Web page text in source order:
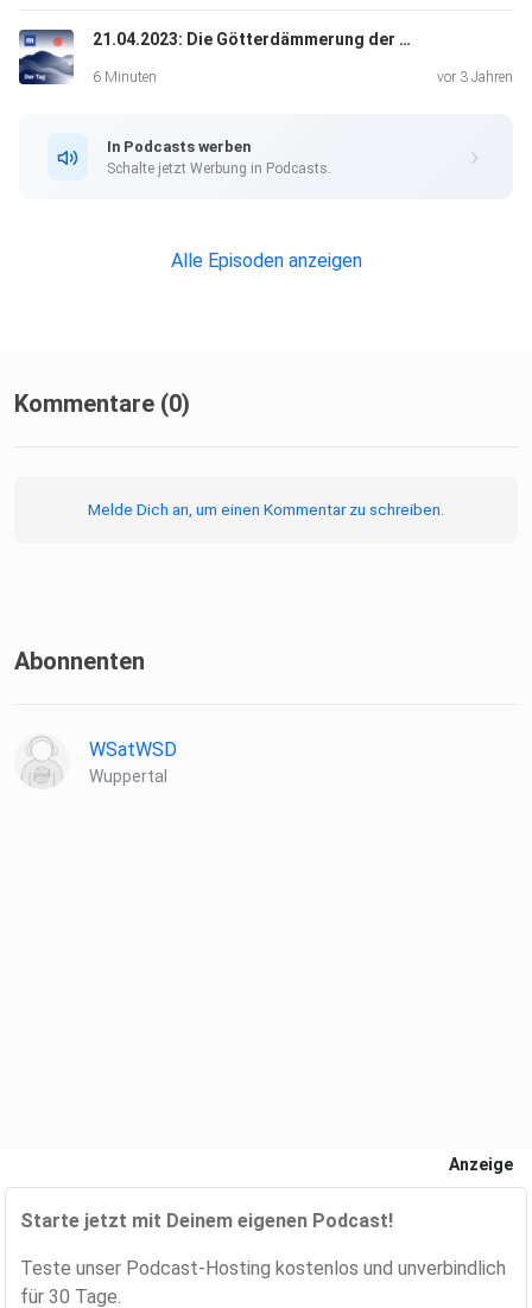
manager-magazin.de/abonnieren
21.04.2023: Die Götterdämmerung der beliebtesten Arbeitgeber
6 Minuten vor 3 Jahren
In Podcasts werben
Schalte jetzt Werbung in Podcasts.
Alle Episoden anzeigen
Kommentare (0)
Melde Dich an, um einen Kommentar zu schreiben.
Abonnenten
WSatWSD
Wuppertal
Anzeige
Starte jetzt mit Deinem eigenen Podcast!
Teste unser Podcast-Hosting kostenlos und unverbindlich
für 30 Tage.